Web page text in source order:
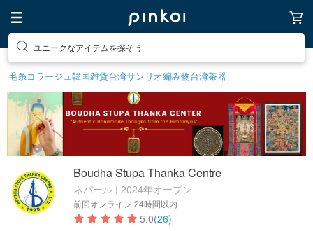
素敵な生活グッズを探そう
毛糸コラージュ韓国雑貨台湾サンリオ編み物台湾茶器
Boudha Stupa Thanka Centre
ネパール | 2024年オープン
前回オンライン 24時間以内
5.0(26)